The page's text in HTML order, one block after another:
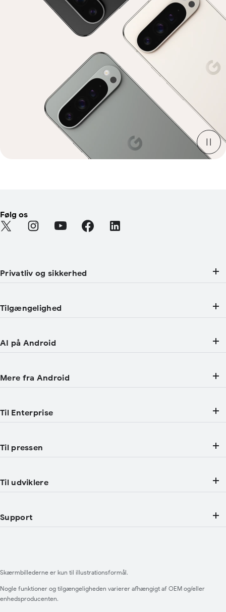
Følg os
Find Android on Twitter (Åbner i en ny fane)
Find Android on Instagram (Åbner i en ny fane)
Find Android on YouTube (Åbner i en ny fane)
Find Android on Facebook (Åbner i en
Find Android on LinkedIn
Privatliv og sikkerhed
Tilgængelighed
AI på Android
Mere fra Android
Til Enterprise
Til pressen
Til udviklere
Support
Skærmbillederne er kun til illustrationsformål.
Nogle funktioner og tilgængeligheden varierer afhængigt af OEM og/eller
enhedsproducenten.